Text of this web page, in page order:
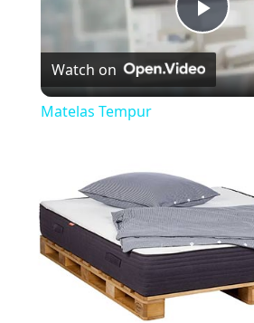
P
l
y
V
i
Watch on
Matelas Tempur